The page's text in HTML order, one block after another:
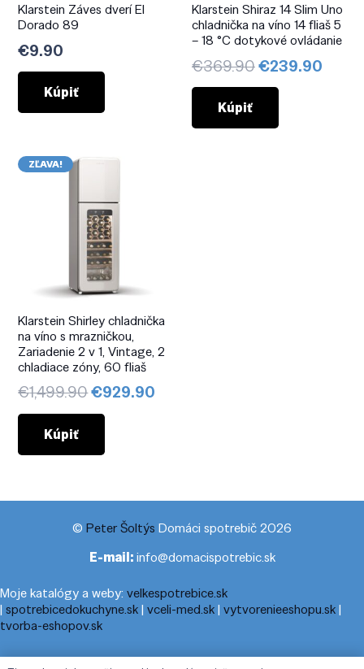
Klarstein Záves dverí El
Dorado 89
€9.90
Kúpiť
Klarstein Shiraz 14 Slim Uno
chladnička na víno 14 fliaš 5
– 18 °C dotykové ovládanie
€369.90Pôvodná
cena
€369.90.
€239.90
Kúpiť
ZĽAVA!
Klarstein Shirley chladnička
na víno s mrazničkou,
Zariadenie 2 v 1, Vintage, 2
chladiace zóny, 60 fliaš
€1,499.90Pôvodná
cena
€1,499.90.
€929.90
Kúpiť
© Peter Šoltýs Domáci spotrebič 2026
E-mail:info@domacispotrebic.sk
Moje katalógy a weby: velkespotrebice.sk
| spotrebicedokuchyne.sk| vceli-med.sk| vytvorenieeshopu.sk|
tvorba-eshopov.sk
Moje blogy:cestovnyporiadok.eu|pracanadoma.net|telefonny-